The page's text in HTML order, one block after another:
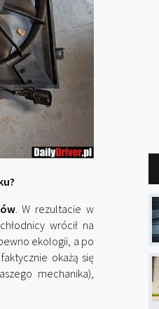
. W rezultacie w
wrócił na
ekologii, a po
okażą się
mechanika),